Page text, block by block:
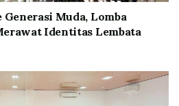
Muda, Lomba
Identitas Lembata